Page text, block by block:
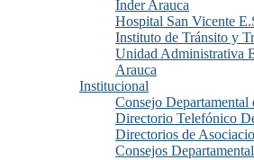
Inder Arauca
Hospital San Vicente
Instituto de Tránsito y
Unidad Administrativa
Arauca
Institucional
Consejo Departamental
Directorio Telefónico
Directorios de
Consejos